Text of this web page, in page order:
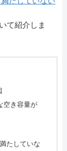
て紹介しま
空き容量が
たしていな